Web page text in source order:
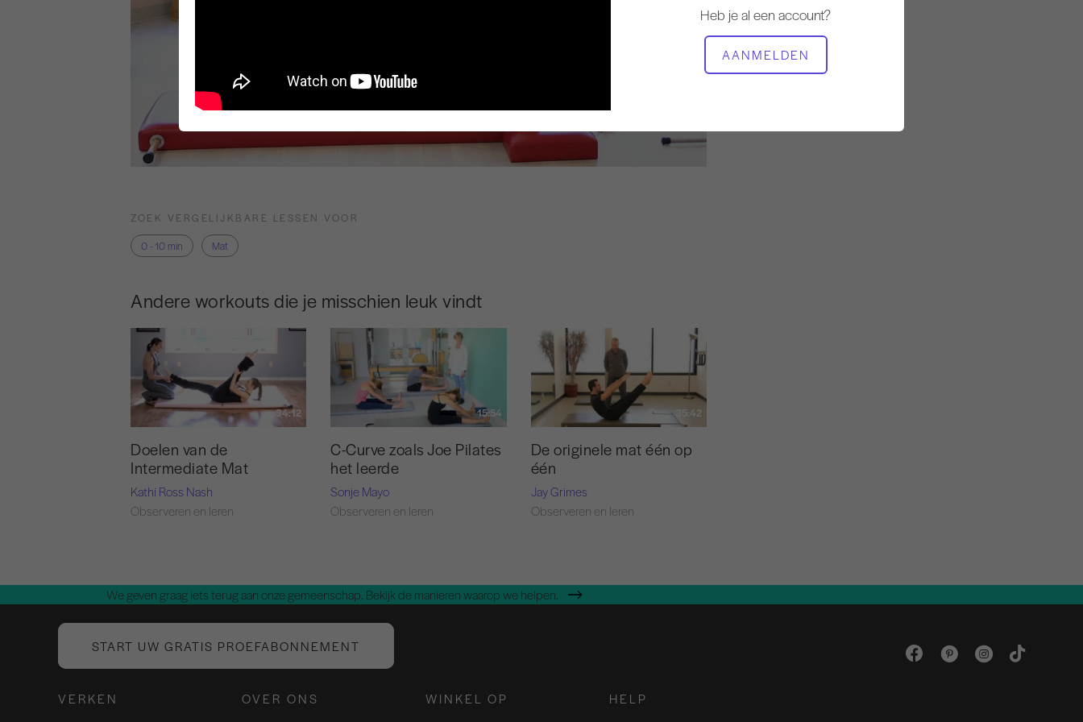
Heb je al een account?
AANMELDEN
BENODIGDE APPARATUUR
Mat
ZOEK VERGELIJKBARE LESSEN VOOR
0 - 10 min
Mat
Andere workouts die je misschien leuk vindt
34:12
Doelen van de
Intermediate Mat
Kathi Ross Nash
Observeren en leren
15:54
C-Curve zoals Joe Pilates
het leerde
Sonje Mayo
Observeren en leren
35:42
De originele mat één op
één
Jay Grimes
Observeren en leren
We geven graag iets terug aan onze gemeenschap. Bekijk de manieren waarop we helpen.
START UW GRATIS PROEFABONNEMENT
VERKEN OVER ONS WINKEL OP HELP